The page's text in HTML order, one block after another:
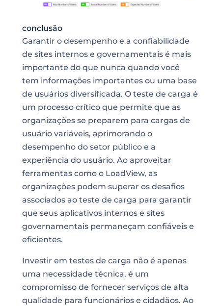
conclusão
Garantir o desempenho e a confiabilidade
de sites internos e governamentais é mais
importante do que nunca quando você
tem informações importantes ou uma base
de usuários diversificada. O teste de carga é
um processo crítico que permite que as
organizações se preparem para cargas de
usuário variáveis, aprimorando o
desempenho do setor público e a
experiência do usuário. Ao aproveitar
ferramentas como o LoadView, as
organizações podem superar os desafios
associados ao teste de carga para garantir
que seus aplicativos internos e sites
governamentais permaneçam confiáveis e
eficientes.
Investir em testes de carga não é apenas
uma necessidade técnica, é um
compromisso de fornecer serviços de alta
qualidade para funcionários e cidadãos. Ao